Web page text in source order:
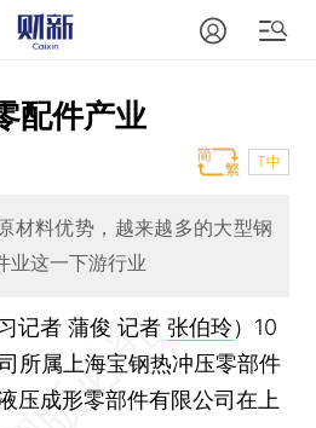
配件产业
T中
材料优势，越来越多的大型钢
业这一下游行业
记者 蒲俊 记者张伯玲） 10
所属上海宝钢热冲压零部件
压成形零部件有限公司在上